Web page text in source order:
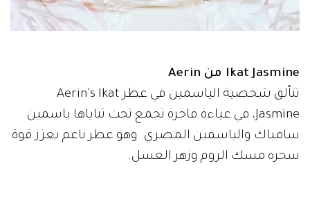
Ikat Jasmine من Aerin
تتألق شخصية الياسمين في عطر Aerin's Ikat
Jasmine، في عباءة فاخرة تجمع تحت ثناياها ياسمين
سامباك والياسمين المصري. وهو عطر ناعم يعزز قوة
سحره مسك الروم وزهر العسل.